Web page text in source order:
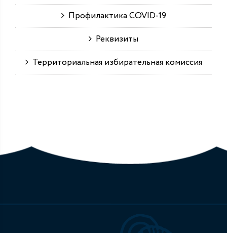
Профилактика COVID-19
Реквизиты
Территориальная избирательная комиссия